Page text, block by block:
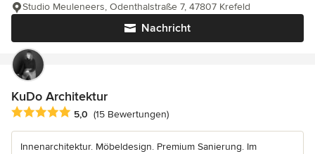
Nachricht
Studio Meuleneers, Odenthalstraße 7, 47807 Krefeld
KuDo Architektur
Durchschnittliche Bewertung: 5 von 5 Sternen
5,0 (15 Bewertungen)
Innenarchitektur. Möbeldesign. Premium Sanierung. Im